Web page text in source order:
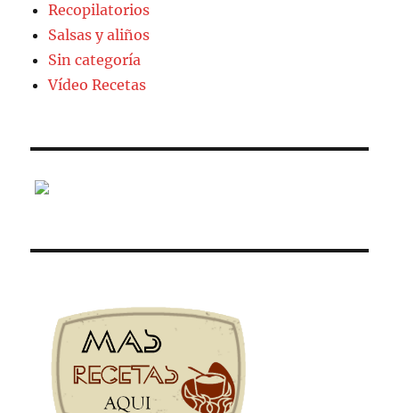
Recopilatorios
Salsas y aliños
Sin categoría
Vídeo Recetas